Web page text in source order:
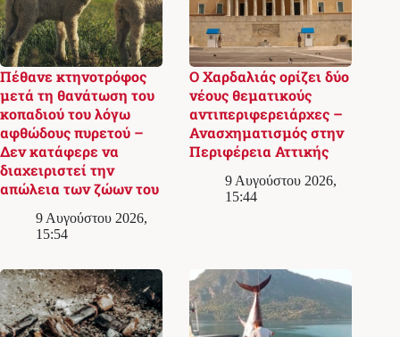
Πέθανε κτηνοτρόφος
μετά τη θανάτωση του
κοπαδιού του λόγω
αφθώδους πυρετού –
Δεν κατάφερε να
διαχειριστεί την
απώλεια των ζώων του
9 Αυγούστου 2026,
15:54
Ο Χαρδαλιάς ορίζει δύο
νέους θεματικούς
αντιπεριφερειάρχες –
Ανασχηματισμός στην
Περιφέρεια Αττικής
9 Αυγούστου 2026,
15:44